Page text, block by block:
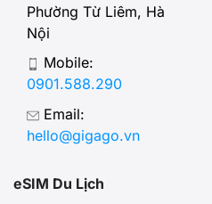
Phường Từ Liêm, Hà
Nội
Mobile:
0901.588.290
Email:
hello@gigago.vn
eSIM Du Lịch